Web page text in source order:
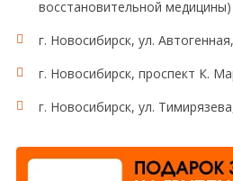
перемешать и отлить для
медицинский контейнер 50-
за сутки.
восстановительной медицины)
г. Новосибирск, ул.
г. Новосибирск, проспект К.
г. Новосибирск, ул.